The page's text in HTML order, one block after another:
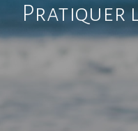
Pratiquer